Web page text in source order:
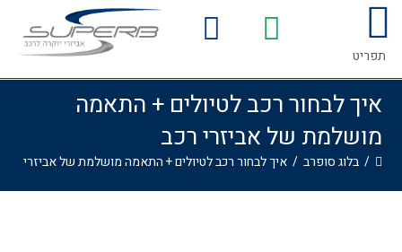
לתוכן
תפריט
איך לבחור רכב לטיולים + התאמה
מושלמת של אביזרי רכב
/ בלוג סופרב / איך לבחור רכב לטיולים + התאמה מושלמת של אביזרי רכב